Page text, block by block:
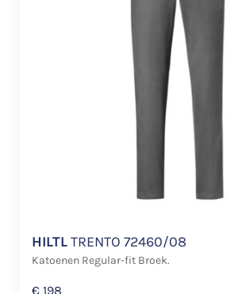
HILTLTRENTO 72460/08
Katoenen Regular-fit Broek.
€ 198